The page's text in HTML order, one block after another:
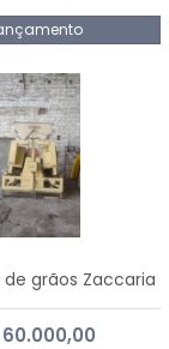
grãos Zaccaria
60.000,00